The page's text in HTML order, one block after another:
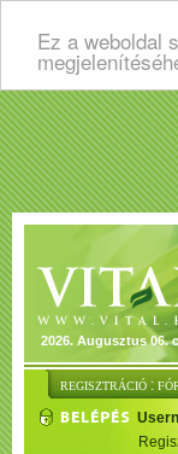
Ez a weboldal
2026. Augusztus 06.
REGISZTRÁCIÓ :